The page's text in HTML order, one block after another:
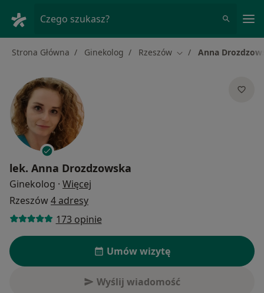
Czego szukasz?
Strona Główna Ginekolog Rzeszów Zmień miasto
Anna
lek. Anna Drozdzowska
Ginekolog · Więcej
Rzeszów4 adresy
173 opinie
Umów wizytę
Wyślij wiadomość